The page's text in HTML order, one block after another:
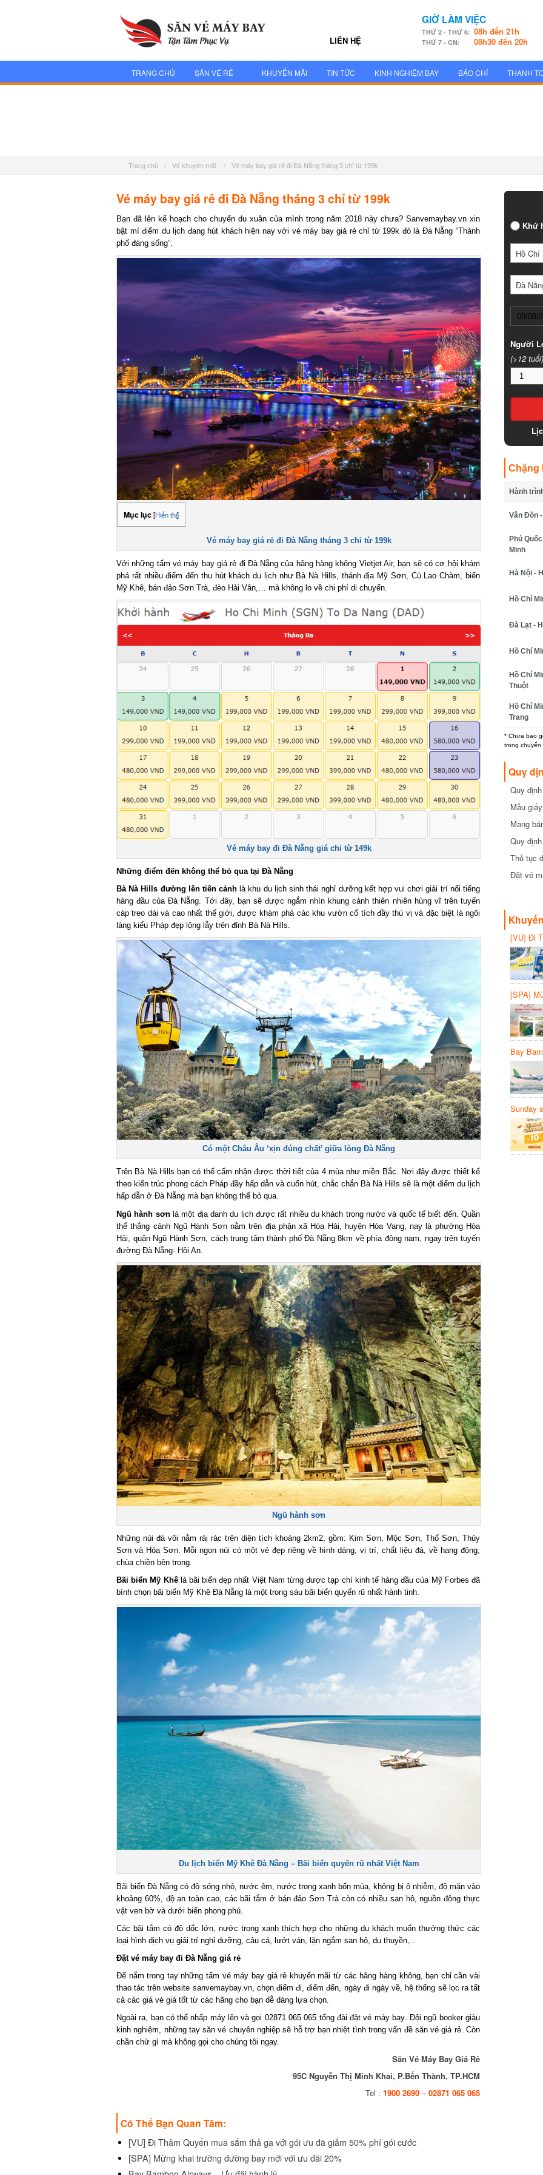
LIÊN HỆ
GIỜ LÀM VIỆC
THỨ 2 - THỨ 6:08h đến 21h
THỨ 7 - CN: 08h30 đến 20h
TRANG CHỦ SĂN VÉ RẺ KHUYẾN MÃI TIN TỨC KINH NGHIỆM BAY BÁO CHÍ THANH
Trang chủ / Vé khuyến mãi / Vé máy bay giá rẻ đi Đà Nẵng tháng 3 chỉ từ 199k
Vé máy bay giá rẻ đi Đà Nẵng tháng 3 chỉ từ 199k
Bạn đã lên kế hoạch cho chuyến du xuân của mình trong năm 2018 này chưa? Sanvemaybay.vn xin
bật mí điểm du lịch đang hút khách hiện nay với vé máy bay giá rẻ chỉ từ 199k đó là Đà Nẵng “Thành
phố đáng sống”.
Mục lục [Hiển thị]
Vé máy bay giá rẻ đi Đà Nẵng tháng 3 chỉ từ 199k
Với những tấm vé máy bay giá rẻ đi Đà Nẵng của hãng hàng không Vietjet Air, bạn sẽ có cơ hội khám
phá rất nhiều điểm đến thu hút khách du lịch như Bà Nà Hills, thánh địa Mỹ Sơn, Cù Lao Chàm, biển
Mỹ Khê, bán đảo Sơn Trà, đèo Hải Vân,… mà không lo về chi phí di chuyển.
Vé máy bay đi Đà Nẵng giá chỉ từ 149k
Những điểm đến không thể bỏ qua tại Đà Nẵng
Bà Nà Hills đường lên tiên cảnh là khu du lịch sinh thái nghỉ dưỡng kết hợp vui chơi giải trí nổi tiếng
hàng đầu của Đà Nẵng. Tới đây, bạn sẽ được ngắm nhìn khung cảnh thiên nhiên hùng vĩ trên tuyến
cáp treo dài và cao nhất thế giới, được khám phá các khu vườn cổ tích đầy thú vị và đặc biệt là ngôi
làng kiểu Pháp đẹp lộng lẫy trên đỉnh Bà Nà Hills.
Có một Châu Âu ‘xịn đúng chất’ giữa lòng Đà Nẵng
Trên Bà Nà Hills bạn có thể cẩm nhận được thời tiết của 4 mùa như miền Bắc. Nơi đây được thiết kế
theo kiến trúc phong cách Pháp đầy hấp dẫn và cuốn hút, chắc chắn Bà Nà Hills sẽ là một điểm du lịch
hấp dẫn ở Đà Nẵng mà bạn không thể bỏ qua.
Ngũ hành sơnlà một địa danh du lịch được rất nhiều du khách trong nước và quốc tế biết đến. Quần
thể thắng cảnh Ngũ Hành Sơn nằm trên địa phận xã Hòa Hải, huyện Hòa Vang, nay là phường Hòa
Hải, quận Ngũ Hành Sơn, cách trung tâm thành phố Đà Nẵng 8km về phía đông nam, ngay trên tuyến
đường Đà Nẵng- Hội An.
Ngũ hành sơn
Những núi đá vôi nằm rải rác trên diện tích khoảng 2km2, gồm: Kim Sơn, Mộc Sơn, Thổ Sơn, Thủy
Sơn và Hỏa Sơn. Mỗi ngọn núi có một vẻ đẹp riêng về hình dáng, vị trí, chất liệu đá, về hang động,
chùa chiền bên trong.
Bãi biển Mỹ Khêlà bãi biển đẹp nhất Việt Nam từng được tạp chí kinh tế hàng đầu của Mỹ Forbes đã
bình chọn bãi biển Mỹ Khê Đà Nẵng là một trong sáu bãi biển quyến rũ nhất hành tinh.
Du lịch biển Mỹ Khê Đà Nẵng – Bãi biển quyến rũ nhất Việt Nam
Bãi biển Đà Nẵng có độ sóng nhỏ, nước êm, nước trong xanh bốn mùa, không bị ô nhiễm, độ mặn vào
khoảng 60%, độ an toàn cao, các bãi tắm ở bán đảo Sơn Trà còn có nhiều san hô, nguồn động thực
vật ven bờ và dưới biển phong phú.
Các bãi tắm có độ dốc lớn, nước trong xanh thích hợp cho những du khách muốn thưởng thức các
loại hình dịch vụ giải trí nghỉ dưỡng, câu cá, lướt ván, lặn ngắm san hô, du thuyền,..
Đặt vé máy bay đi Đà Nẵng giá rẻ
Để nắm trong tay những tấm vé máy bay giá rẻ khuyến mãi từ các hãng hàng không, bạn chỉ cần vài
thao tác trên website sanvemaybay.vn, chọn điểm đi, điểm đến, ngày đi ngày về, hệ thống sẽ lọc ra tất
cả các giá vé giá tốt từ các hãng cho bạn dễ dàng lựa chọn.
Ngoài ra, bạn có thể nhấp máy lên và gọi 02871 065 065 tổng đàiđặt vé máy bay. Đội ngũ booker giàu
kinh nghiệm, những tay săn vé chuyên nghiệp sẽ hỗ trợ bạn nhiệt tình trong vấn đề săn vé giá rẻ. Còn
chần chừ gì mà không gọi cho chúng tôi ngay.
Săn Vé Máy Bay Giá Rẻ
95C Nguyễn Thị Minh Khai, P.Bến Thành, TP.HCM
Tel : 1900 2690–02871 065 065
Có Thể Bạn Quan Tâm:
[VU] Đi Thâm Quyến mua sắm thả ga với gói ưu đã giảm 50% phí gói cước
[SPA] Mừng khai trường đường bay mới với ưu đãi 20%
Khứ
Hồ Chí
Đà
Người
(>12 tuổi)
Chặng
Hành trình*
Vân Đồn -
Phú Quốc
Minh
Hà Nội -
Hồ Chí
Đà Lạt -
Hồ Chí
Hồ Chí
Thuột
Hồ Chí
Trang
* Chưa bao
trong chuyến
Quy
Quy
cần biết
Mẫu
Mang
Quy
Thủ tục
Đặt vé
[VU] Đi
giảm
[SPA]
20%
Bay
Sunday